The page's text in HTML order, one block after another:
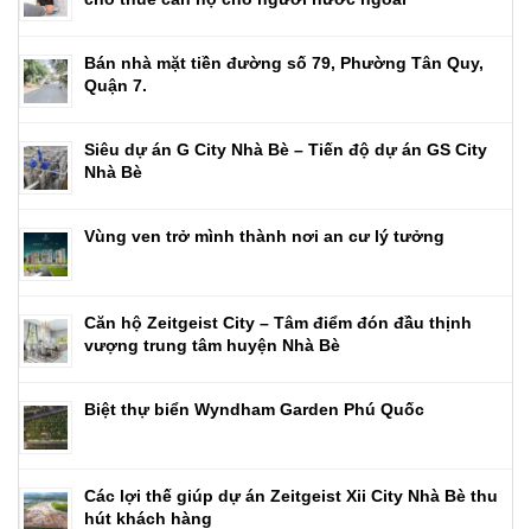
Bán nhà mặt tiền đường số 79, Phường Tân Quy,
Quận 7.
Siêu dự án G City Nhà Bè – Tiến độ dự án GS City
Nhà Bè
Vùng ven trở mình thành nơi an cư lý tưởng
Căn hộ Zeitgeist City – Tâm điểm đón đầu thịnh
vượng trung tâm huyện Nhà Bè
Biệt thự biển Wyndham Garden Phú Quốc
Các lợi thế giúp dự án Zeitgeist Xii City Nhà Bè thu
hút khách hàng